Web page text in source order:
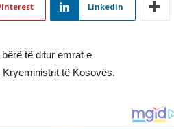
Linkedin
të ditur emrat e
të Kosovës.